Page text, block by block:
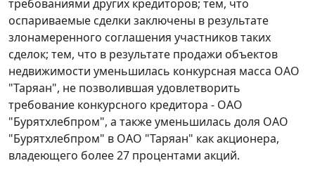
требованиями других кредиторов; тем, что
оспариваемые сделки заключены в результате
злонамеренного соглашения участников таких
сделок; тем, что в результате продажи объектов
недвижимости уменьшилась конкурсная масса ОАО
"Таряан", не позволившая удовлетворить
требование конкурсного кредитора - ОАО
"Бурятхлебпром", а также уменьшилась доля ОАО
"Бурятхлебпром" в ОАО "Таряан" как акционера,
владеющего более 27 процентами акций.